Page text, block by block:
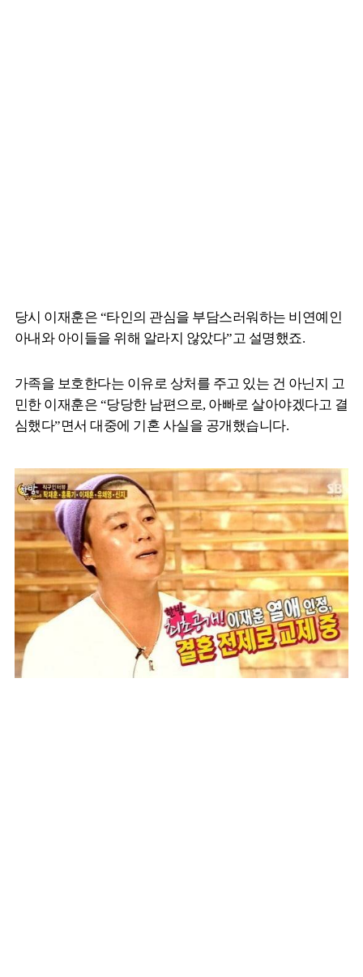
당시 이재훈은 “타인의 관심을 부담스러워하는 비연예인
아내와 아이들을 위해 알라지 않았다”고 설명했죠.
가족을 보호한다는 이유로 상처를 주고 있는 건 아닌지 고
민한 이재훈은 “당당한 남편으로, 아빠로 살아야겠다고 결
심했다”면서 대중에 기혼 사실을 공개했습니다.